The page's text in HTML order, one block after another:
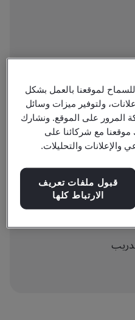
لموقعنا بالعمل بشكل
ولتوفير ميزات وسائل
المرور على الموقع. ونشارك
مع شركائنا على
والتحليلات.
قبول ملفات تعريف
الارتباط كلها